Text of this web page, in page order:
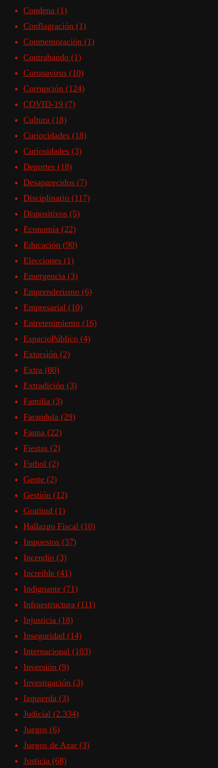
Condena (1)
Conflagración (1)
Conmemoración (1)
Contrabando (1)
Coronavirus (10)
Corrupción (124)
COVID-19 (7)
Cultura (18)
Curiocidades (18)
Curiosidades (3)
Deportes (18)
Desaparecidos (7)
Disciplinario (117)
Dispositivos (5)
Economía (22)
Educación (90)
Elecciones (1)
Emergencia (3)
Emprenderismo (6)
Empresarial (10)
Entretenimiento (16)
EspacioPúblico (4)
Extorsión (2)
Extra (80)
Extradición (3)
Familia (3)
Farandula (29)
Fauna (22)
Fiestas (2)
Futbol (2)
Gente (2)
Gestión (12)
Gratitud (1)
Hallazgo Fiscal (10)
Impuestos (37)
Incendio (3)
Increible (41)
Indignante (71)
Infraestructura (111)
Injusticia (18)
Inseguridad (14)
Internacional (103)
Inversión (9)
Investigación (3)
Izquierda (3)
Judicial (2.334)
Juegos (6)
Juegos de Azar (3)
Justicia (68)